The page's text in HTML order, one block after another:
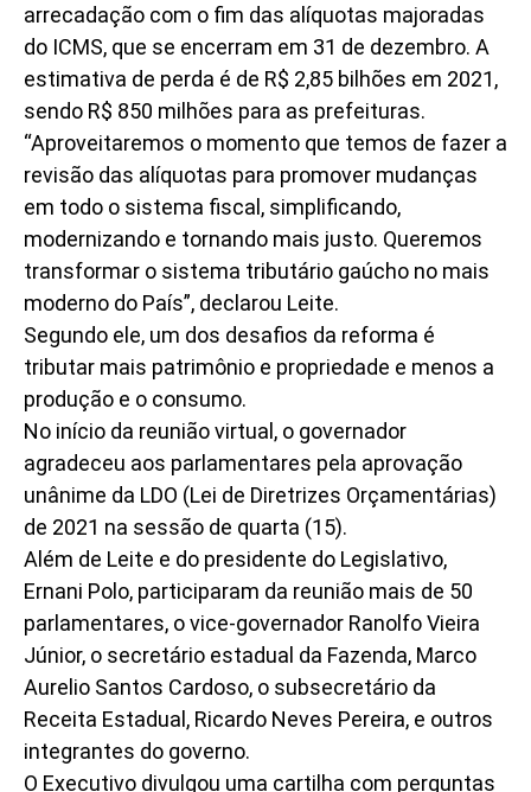
arrecadação com o fim das alíquotas majoradas
do ICMS, que se encerram em 31 de dezembro. A
estimativa de perda é de R$ 2,85 bilhões em 2021,
sendo R$ 850 milhões para as prefeituras.
“Aproveitaremos o momento que temos de fazer a
revisão das alíquotas para promover mudanças
em todo o sistema fiscal, simplificando,
modernizando e tornando mais justo. Queremos
transformar o sistema tributário gaúcho no mais
moderno do País”, declarou Leite.
Segundo ele, um dos desafios da reforma é
tributar mais patrimônio e propriedade e menos a
produção e o consumo.
No início da reunião virtual, o governador
agradeceu aos parlamentares pela aprovação
unânime da LDO (Lei de Diretrizes Orçamentárias)
de 2021 na sessão de quarta (15).
Além de Leite e do presidente do Legislativo,
Ernani Polo, participaram da reunião mais de 50
parlamentares, o vice-governador Ranolfo Vieira
Júnior, o secretário estadual da Fazenda, Marco
Aurelio Santos Cardoso, o subsecretário da
Receita Estadual, Ricardo Neves Pereira, e outros
integrantes do governo.
O Executivo divulgou uma cartilha com perguntas